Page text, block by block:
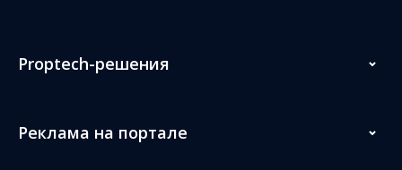
Proptech-решения
Реклама на портале